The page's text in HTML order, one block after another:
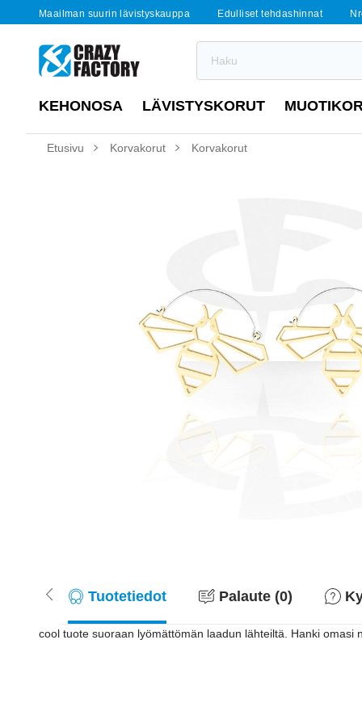
Maailman suurin lävistyskauppa Edulliset tehdashinnat
KEHONOSA LÄVISTYSKORUT
Etusivu Korvakorut Korvakorut
Tuotetiedot Palaute (0)
cool tuote suoraan lyömättömän laadun lähteiltä. Hanki omasi